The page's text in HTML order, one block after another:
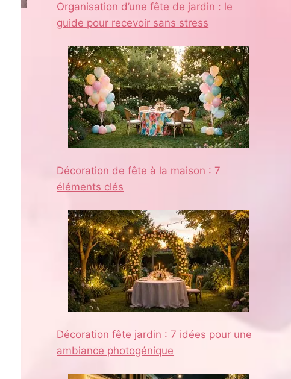
Organisation d’une fête de jardin : le
guide pour recevoir sans stress
Décoration de fête à la maison : 7
éléments clés
Décoration fête jardin : 7 idées pour une
ambiance photogénique